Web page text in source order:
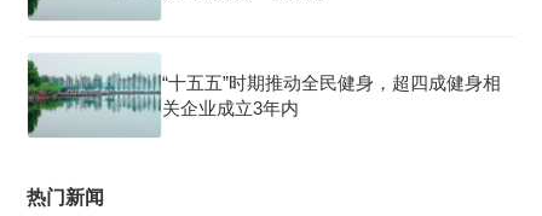
“十五五”时期推动全民健身，超四成健身相
关企业成立3年内
热门新闻